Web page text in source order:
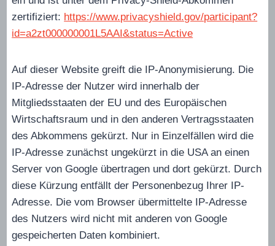
zertifiziert: https://www.privacyshield.gov/participant?
id=a2zt000000001L5AAI&status=Active
Auf dieser Website greift die IP-Anonymisierung. Die
IP-Adresse der Nutzer wird innerhalb der
Mitgliedsstaaten der EU und des Europäischen
Wirtschaftsraum und in den anderen Vertragsstaaten
des Abkommens gekürzt. Nur in Einzelfällen wird die
IP-Adresse zunächst ungekürzt in die USA an einen
Server von Google übertragen und dort gekürzt. Durch
diese Kürzung entfällt der Personenbezug Ihrer IP-
Adresse. Die vom Browser übermittelte IP-Adresse
des Nutzers wird nicht mit anderen von Google
gespeicherten Daten kombiniert.